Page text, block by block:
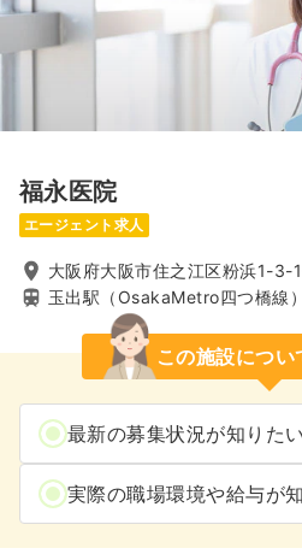
福永医院
エージェント求人
大阪府大阪市住之江区粉浜1-3-
玉出駅（OsakaMetro四つ橋線）
この施設につ
最新の募集状況が知りたい
実際の職場環境や給与が